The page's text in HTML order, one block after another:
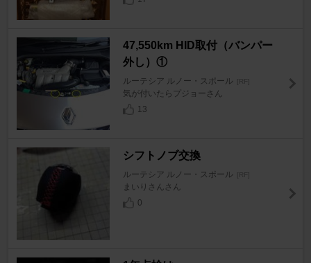
47,550km HID取付（バンパー
外し）①
ルーテシア ルノー・スポール [RF]
気が付いたらプジョーさん
13
シフトノブ交換
ルーテシア ルノー・スポール [RF]
まいりさんさん
0